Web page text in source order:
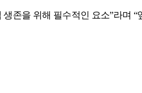
존을 위해 필수적인 요소”라며